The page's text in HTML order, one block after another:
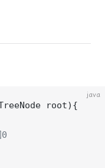
java
root){
0